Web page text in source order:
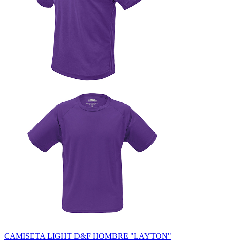
CAMISETA LIGHT D&F HOMBRE "LAYTON"